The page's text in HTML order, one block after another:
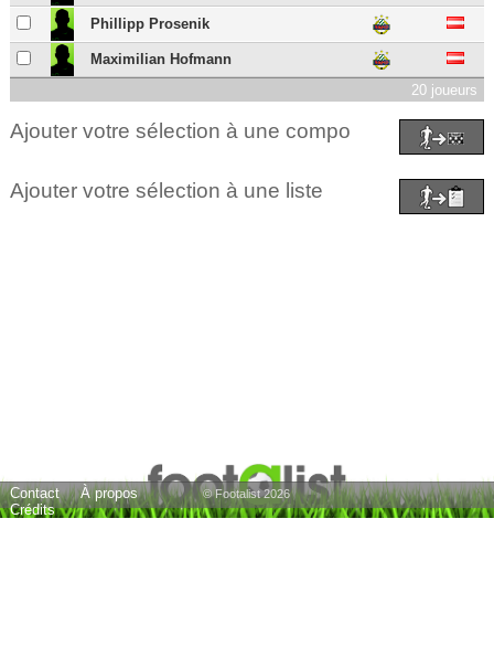
Phillipp Prosenik
Maximilian Hofmann
20 joueurs
Ajouter votre sélection à une compo
Ajouter votre sélection à une liste
Contact
À propos
Crédits
© Footalist 2026